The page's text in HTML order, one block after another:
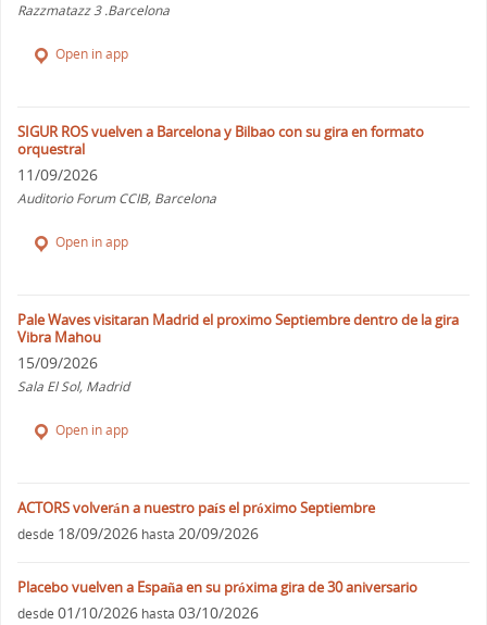
Razzmatazz 3 .Barcelona
Open in app
SIGUR ROS vuelven a Barcelona y Bilbao con su gira en formato
orquestral
11/09/2026
Auditorio Forum CCIB, Barcelona
Open in app
Pale Waves visitaran Madrid el proximo Septiembre dentro de la gira
Vibra Mahou
15/09/2026
Sala El Sol, Madrid
Open in app
ACTORS volverán a nuestro país el próximo Septiembre
desde 18/09/2026 hasta 20/09/2026
Placebo vuelven a España en su próxima gira de 30 aniversario
desde 01/10/2026 hasta 03/10/2026